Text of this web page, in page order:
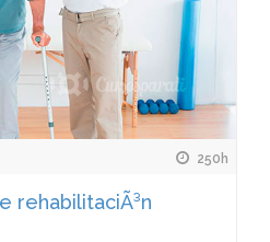
250h
rehabilitaciÃ³n